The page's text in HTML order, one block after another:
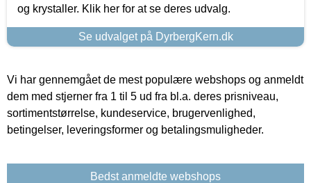
og krystaller. Klik her for at se deres udvalg.
Se udvalget på DyrbergKern.dk
Vi har gennemgået de mest populære webshops og anmeldt
dem med stjerner fra 1 til 5 ud fra bl.a. deres prisniveau,
sortimentstørrelse, kundeservice, brugervenlighed,
betingelser, leveringsformer og betalingsmuligheder.
Bedst anmeldte webshops